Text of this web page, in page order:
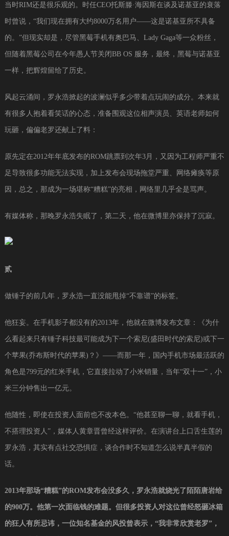
当时RIM还是很乐观的。时任CEO托斯滕·海因斯在谈及诺基亚的衰落
时曾说，“我们现在拥有大约8000万名用户——这是诺基亚所不具备
的。”但现实却是，尽管黑莓手机有奥巴马、Lady Gaga等一众粉丝，
但随着黑莓公司在今年愚人节关闭BB OS 服务，最终，黑莓与诺基亚
一样，把辉煌留给了历史。
风起云涌间，罗永浩掀起的波澜似乎多少带着点玩闹的成分。本来就
有很多人抱着看笑话的心态，准备围观这位相声演员、英语老师如何
玩砸，偏偏老罗还献上了料：
原先定在2012年年底发布的ROM跳票到次年3月，又因为工程师严重不
足导致很多功能无法实现，加上发布会现场拖堂严重、网络瘫痪等原
因，总之，那成为一场堪称“糟糕”的亮相，网络里几乎全是骂声。
有媒体称，那晚罗永浩失眠了，第二天，他在微博里亦保持了沉寂。
贰
做锤子的前几年，罗永浩一直没能甩掉“不靠谱”的标签。
他狂妄。在手机影子都没有的2013年，他就在微博发布文章：《为什
么看起来只有锤子科技最可能成为下一个索尼(盛田时代的索尼)或下一
个苹果(乔布斯时代的苹果)？》——而那一年，国内手机市场最活跃的
角色是799元的红米手机，它直接拉动了小米销量，当年“双十一”，小
米三分钟售出一亿元。
他随性，即使在投资人面前也不改本色。“他甚至聊一聊，就看手机，
不搭理投资人”，媒体人黄章晋曾经这样评价。在演讲台上口舌生莲的
罗永浩，其实有点社交恐惧症，谈合作时不知道怎么说半真半假的
话。
2013年那场“糟糕”的ROM发布会没多久，罗永浩就烧光了陌陌唐岩给
的900万。他第一次面临钱的难题。但很多投资人对这位曾经怒砸冰箱
的狂人有所忌讳，一位知名基金的风投曾表示，“我非常欣赏老罗”，